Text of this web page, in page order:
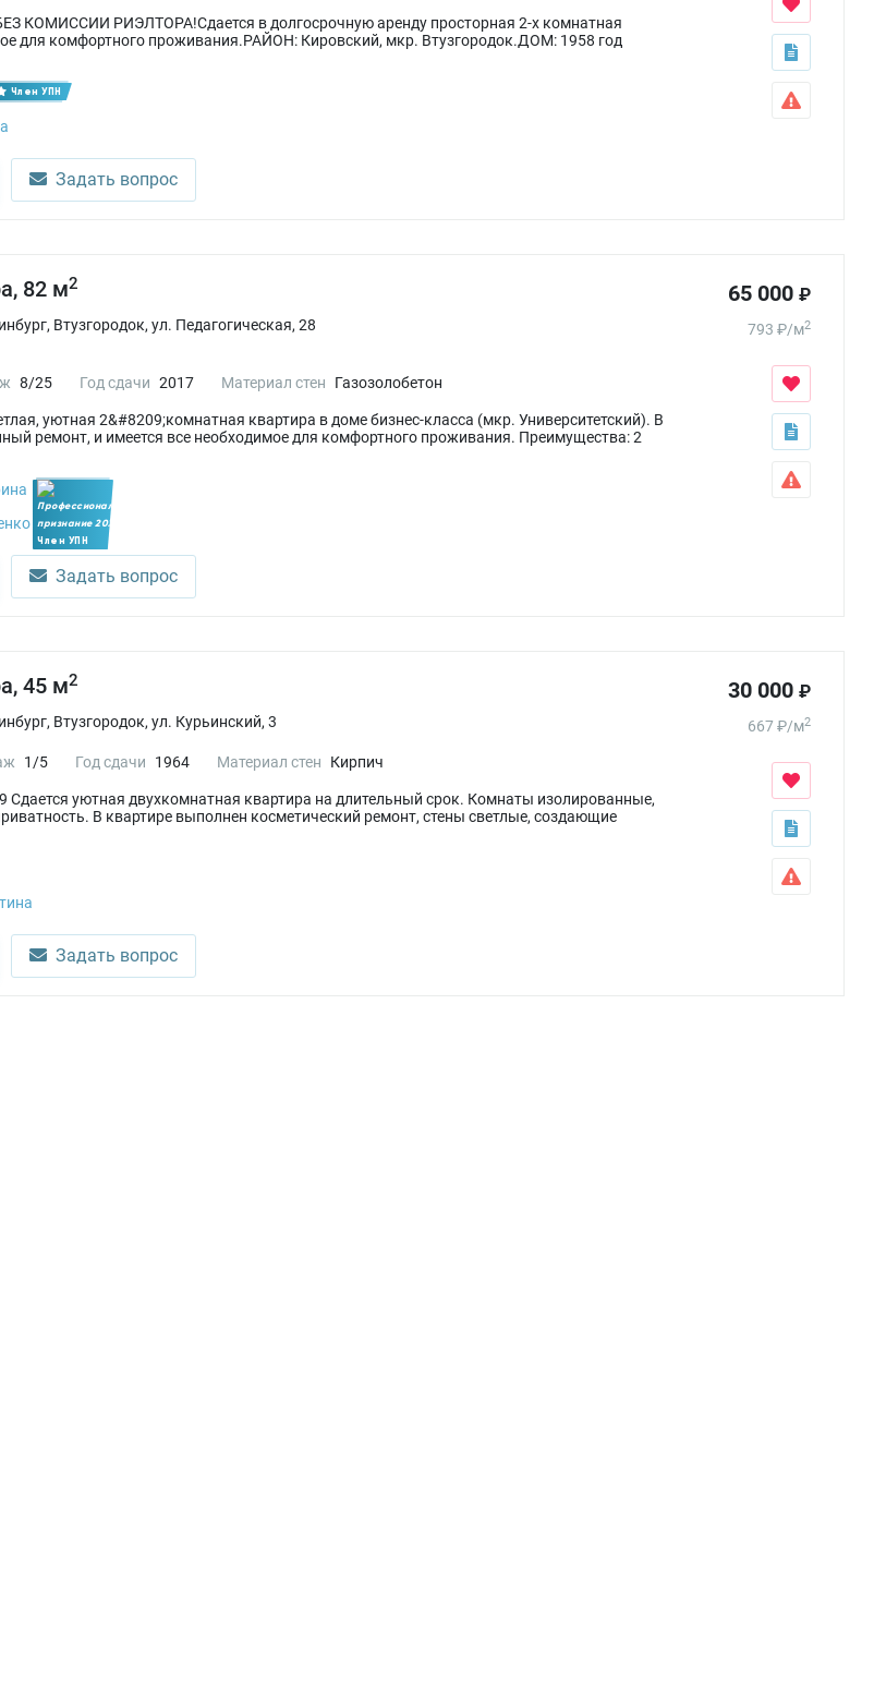
КОМИССИИ РИЭЛТОРА!Сдается в долгосрочную аренду просторная 2-х комнатная
для комфортного проживания.РАЙОН: Кировский, мкр. Втузгородок.ДОМ: 1958 год
Член УПН
Задать вопрос
82 м2
Втузгородок, ул. Педагогическая, 28
8/25 Год сдачи 2017 Материал стен Газозолобетон
уютная 2&#8209;комнатная квартира в доме бизнес-класса (мкр. Университетский). В
ремонт, и имеется все необходимое для комфортного проживания. Преимущества: 2
Член УПН
Задать вопрос
65 000 ₽
793 ₽/м2
45 м2
Втузгородок, ул. Курьинский, 3
1/5 Год сдачи 1964 Материал стен Кирпич
Сдается уютная двухкомнатная квартира на длительный срок. Комнаты изолированные,
В квартире выполнен косметический ремонт, стены светлые, создающие
Задать вопрос
30 000 ₽
667₽/м2